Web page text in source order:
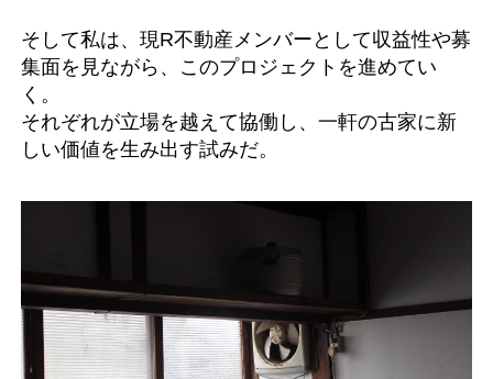
そして私は、現R不動産メンバーとして収益性や募
集面を見ながら、このプロジェクトを進めてい
く。
それぞれが立場を越えて協働し、一軒の古家に新
しい価値を生み出す試みだ。